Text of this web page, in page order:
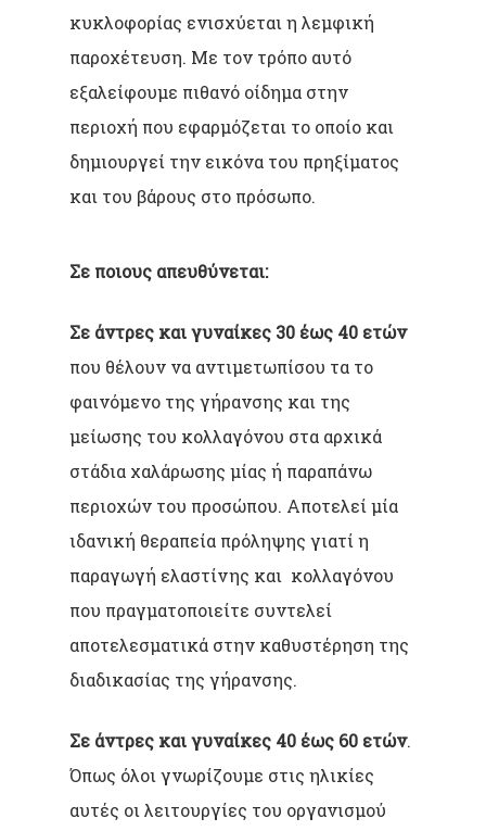
κυκλοφορίας ενισχύεται η λεμφική
παροχέτευση. Με τον τρόπο αυτό
εξαλείφουμε πιθανό οίδημα στην
περιοχή που εφαρμόζεται το οποίο και
δημιουργεί την εικόνα του πρηξίματος
και του βάρους στο πρόσωπο.
Σε ποιους απευθύνεται:
Σε άντρες και γυναίκες 30 έως 40 ετών
που θέλουν να αντιμετωπίσου τα το
φαινόμενο της γήρανσης και της
μείωσης του κολλαγόνου στα αρχικά
στάδια χαλάρωσης μίας ή παραπάνω
περιοχών του προσώπου. Αποτελεί μία
ιδανική θεραπεία πρόληψης γιατί η
παραγωγή ελαστίνης και κολλαγόνου
που πραγματοποιείτε συντελεί
αποτελεσματικά στην καθυστέρηση της
διαδικασίας της γήρανσης.
Σε άντρες και γυναίκες 40 έως 60 ετών.
Όπως όλοι γνωρίζουμε στις ηλικίες
αυτές οι λειτουργίες του οργανισμού